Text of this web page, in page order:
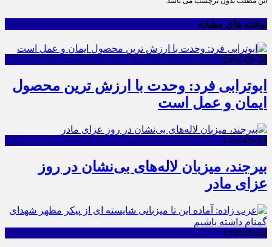
نوشته های مشابه
1404-09-09
ابوترابی فرد: وحدت با ارزش ترین محصول
ایمان و عمل است
1404-09-03
بیرجند، میزبان لاله‌های بی‌نشان در روز
عزای مادر
1404-09-02